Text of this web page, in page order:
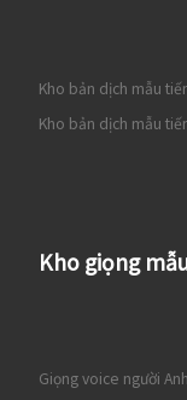
Kho bản dịch mẫu
Kho bản dịch mẫu
Kho giọng
Giọng voice người